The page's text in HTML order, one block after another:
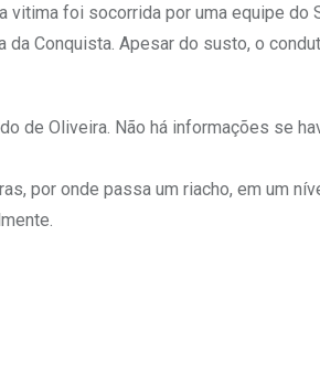
vitima foi socorrida por uma equipe
da Conquista. Apesar do susto, o
de Oliveira. Não há informações se
por onde passa um riacho, em um